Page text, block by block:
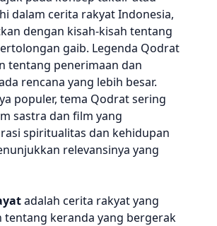
dalam cerita rakyat Indonesia,
dengan kisah-kisah tentang
gaib. Legenda Qodrat
tentang penerimaan dan
rencana yang lebih besar.
populer, tema Qodrat sering
sastra dan film yang
spiritualitas dan kehidupan
relevansinya yang
adalah cerita rakyat yang
tentang keranda yang bergerak